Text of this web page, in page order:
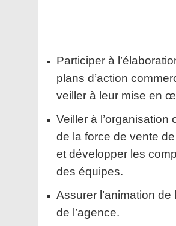
Participer à
plans d’action
veiller à leur mise en
Veiller à l’organisation
de la force de vente de
et développer les
des équipes.
Assurer l’animation de
de l’agence.